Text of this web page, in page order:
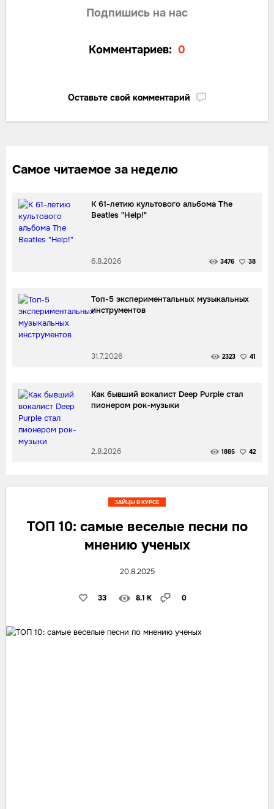
Подпишись на нас
Комментариев: 0
Оставьте свой комментарий
Самое читаемое за неделю
К 61-летию культового альбома The
Beatles "Help!"
6.8.2026 3476 38
Топ-5 экспериментальных музыкальных
инструментов
31.7.2026 2323 41
Как бывший вокалист Deep Purple стал
пионером рок-музыки
2.8.2026 1885 42
ТОП 10: самые веселые песни по
мнению ученых
20.8.2025
33 8.1 K 0
ЗАЙЦЫ В КУРСЕ